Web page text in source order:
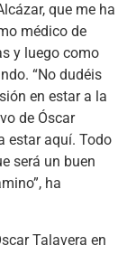
que me ha
médico de
y luego como
“No dudéis
en estar a la
de Óscar
estar aquí. Todo
será un buen
ha
Talavera en